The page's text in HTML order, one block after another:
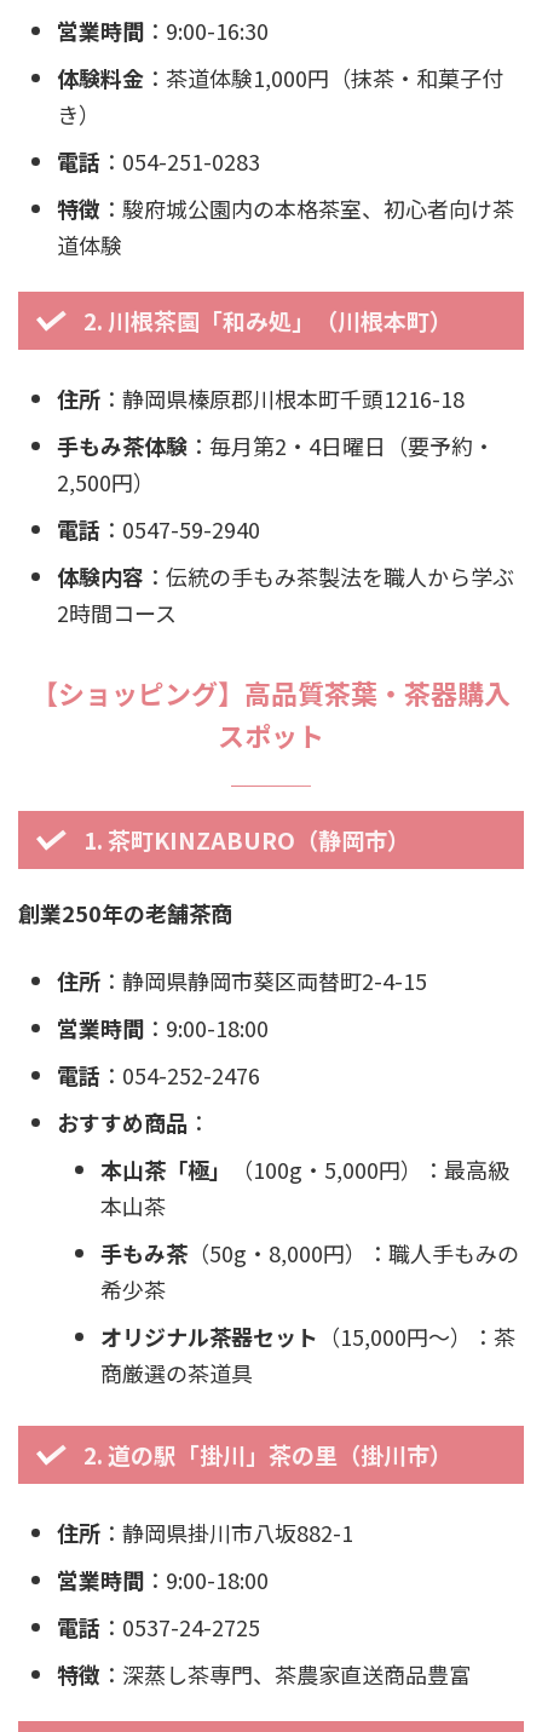
営業時間 ：9:00-16:30
体験料金 ：茶道体験1,000円（抹茶・和菓子付
き）
電話 ：054-251-0283
特徴 ：駿府城公園内の本格茶室、初心者向け茶
道体験
2. 川根茶園「和み処」（川根本町）
住所 ：静岡県榛原郡川根本町千頭1216-18
手もみ茶体験 ：毎月第2・4日曜日（要予約・
2,500円）
電話 ：0547-59-2940
体験内容 ：伝統の手もみ茶製法を職人から学ぶ
2時間コース
【ショッピング】高品質茶葉・茶器購入
スポット
1. 茶町KINZABURO（静岡市）
創業250年の老舗茶商
住所 ：静岡県静岡市葵区両替町2-4-15
営業時間 ：9:00-18:00
電話 ：054-252-2476
おすすめ商品 ：
本山茶「極」
（100g・5,000円）：最高級
本山茶
手もみ茶 （50g・8,000円）：職人手もみの
希少茶
オリジナル茶器セット （15,000円〜）：茶
商厳選の茶道具
2. 道の駅「掛川」茶の里（掛川市）
住所 ：静岡県掛川市八坂882-1
営業時間 ：9:00-18:00
電話 ：0537-24-2725
特徴 ：深蒸し茶専門、茶農家直送商品豊富